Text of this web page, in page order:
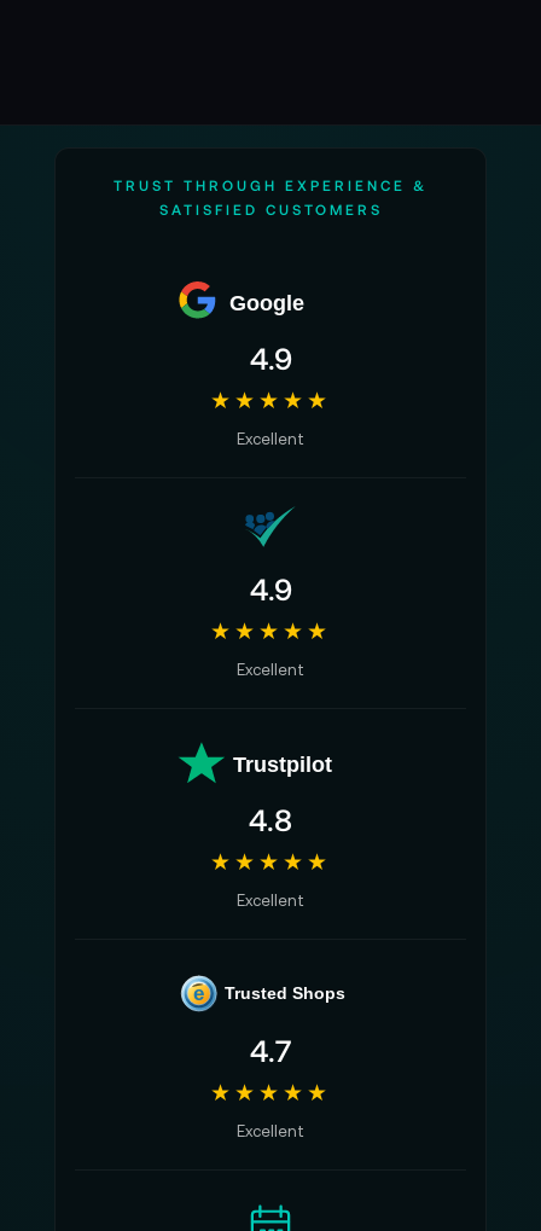
TRUST THROUGH EXPERIENCE &
SATISFIED CUSTOMERS
Google
4.9
★★★★★
Excellent
4.9
★★★★★
Excellent
Trustpilot
4.8
★★★★★
Excellent
e Trusted Shops
4.7
★★★★★
Excellent